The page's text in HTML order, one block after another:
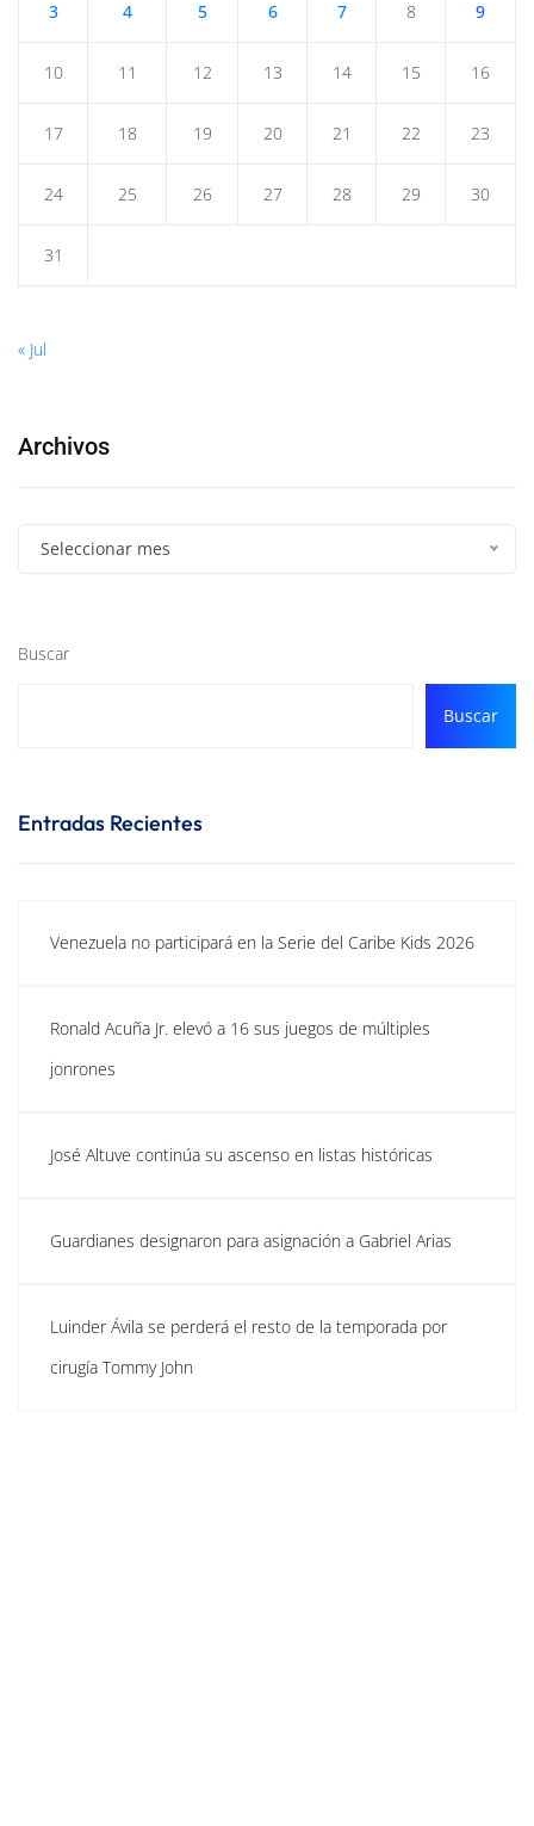
3 4 5 6 7 8 9
10 11 12 13 14 15 16
17 18 19 20 21 22 23
24 25 26 27 28 29 30
31
« Jul
Archivos
Seleccionar mes
Buscar
Buscar
Entradas Recientes
Venezuela no participará en la Serie del Caribe Kids 2026
Ronald Acuña Jr. elevó a 16 sus juegos de múltiples
jonrones
José Altuve continúa su ascenso en listas históricas
Guardianes designaron para asignación a Gabriel Arias
Luinder Ávila se perderá el resto de la temporada por
cirugía Tommy John